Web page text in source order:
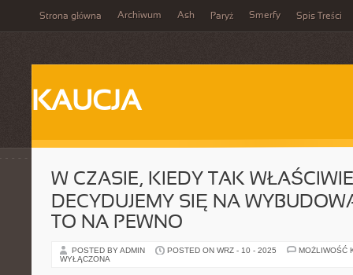
Strona główna Archiwum Ash Paryż Smerfy Spis Treści
KAUCJA
W CZASIE, KIEDY TAK
DECYDUJEMY SIĘ NA
TO NA PEWNO
POSTED BY ADMIN POSTED ON WRZ - 10 - 2025
MOŻLIWOŚĆ
WYŁĄCZONA